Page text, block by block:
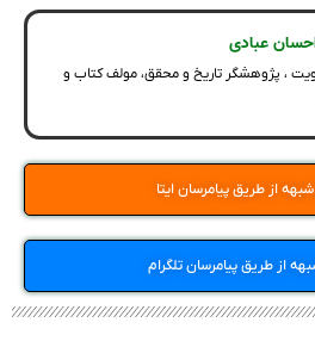
عبادی
، پژوهشگر تاریخ و محقق، مولف کتاب و
از طریق پیامرسان ایتا
از طریق پیامرسان تلگرام